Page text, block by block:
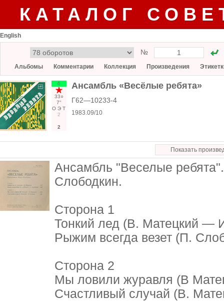
КАТАЛОГ
English
№
Альбомы Комментарии Коллекция Произведения
6
33○
7"
О Э Т
2
2
Ансамбль «Весёлые ребята»
Г62—10233-4
1983.09/10
Показать
Ансамбль "Веселые
Слободкин.
Сторона 1
Тонкий лед (В. Матецкий —
Рыжим всегда везет (П.
Сторона 2
Мы ловили журавля (В
Счастливый случай (В.